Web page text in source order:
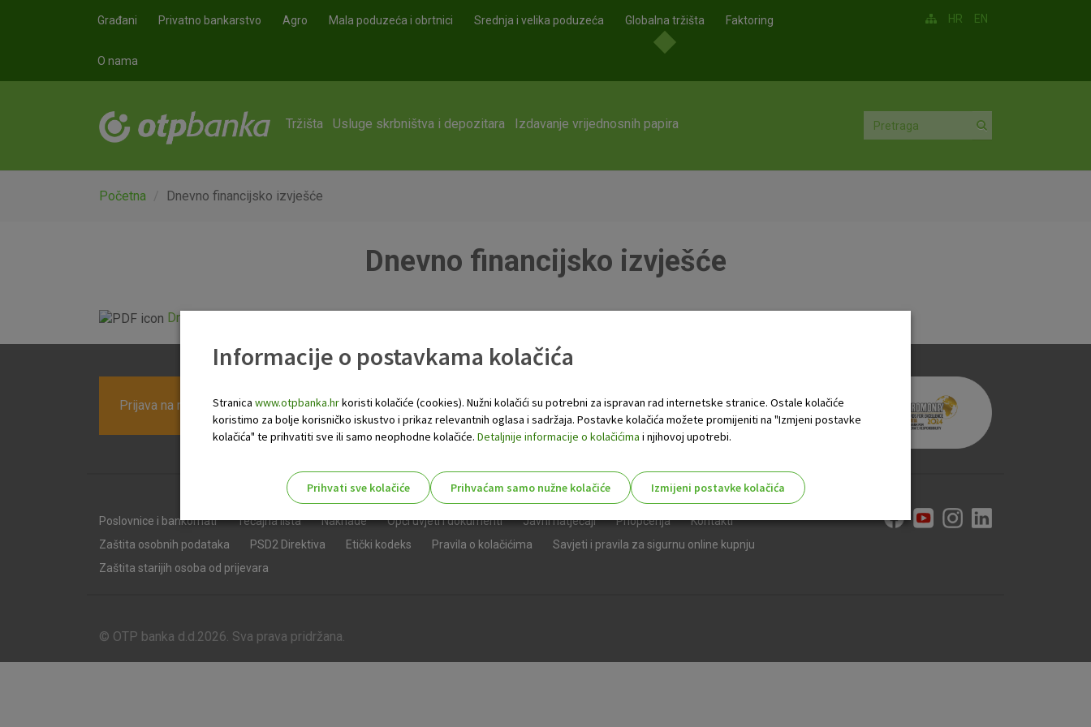
Građani Privatno bankarstvo Agro Mala poduzeća i obrtnici Srednja i velika poduzeća Globalna tržišta Faktoring
O nama
HR EN
Tržišta Usluge skrbništva i depozitara Izdavanje vrijednosnih papira
Početna Dnevno financijsko izvješće
Dnevno financijsko izvješće
Dnevno financijsko izvješće.pdf
Prijava na newsletter OTP banke
Poslovnice i bankomati Tečajna lista Naknade Opći uvjeti i dokumenti Javni natječaji Priopćenja
Kontakti
Zaštita osobnih podataka
PSD2 Direktiva Etički kodeks Pravila o kolačićima
Savjeti i pravila za sigurnu online kupnju
Zaštita starijih osoba od prijevara
© OTP banka d.d.2026. Sva prava pridržana.
Informacije o postavkama kolačića
Stranica www.otpbanka.hrkoristi kolačiće (cookies). Nužni kolačići su potrebni za ispravan rad internetske stranice. Ostale kolačiće
koristimo za bolje korisničko iskustvo i prikaz relevantnih oglasa i sadržaja. Postavke kolačića možete promijeniti na "Izmjeni postavke
kolačića" te prihvatiti sve ili samo neophodne kolačiće. Detaljnije informacije o kolačićima i njihovoj upotrebi.
Prihvati sve kolačiće Prihvaćam samo nužne kolačiće
Izmijeni postavke kolačića